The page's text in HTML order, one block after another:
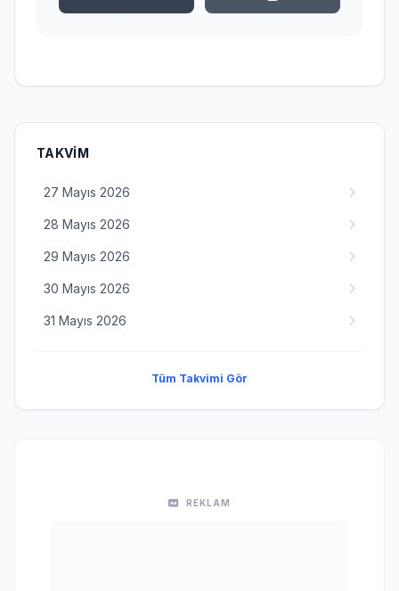
TAKVIM
27 Mayıs 2026
28 Mayıs 2026
29 Mayıs 2026
30 Mayıs 2026
31 Mayıs 2026
Tüm Takvimi Gör
REKLAM